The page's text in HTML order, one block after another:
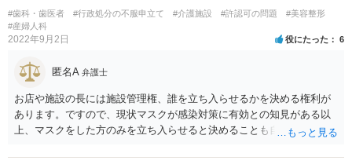
#歯科・歯医者 #行政処分の不服申立て #介護施設 #許認可の問題
#美容整形
#産婦人科
2022年9月2日 役にたった 6
匿名A 弁護士
お店や施設の長には施設管理権、誰を立ち入らせるかを決める権利が
あります。ですので、現状マスクが感染対策に有効との知見がある以
上、マスクをした方のみを立ち入らせると決めることも自由であり、
など公益的な側面のある業種ですと、公衆浴場法など各種業法で定め